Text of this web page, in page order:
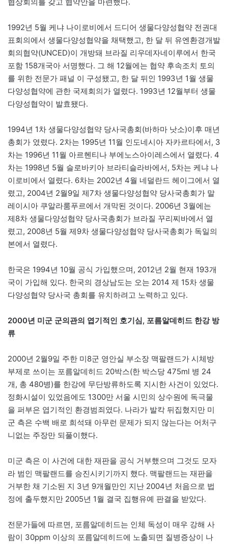
1992년 5월 케냐 나이로비에서 드디어 생물다양성협약 전권대
표회의에서 생물다양성협약을 채택했고, 한 달 뒤 유엔환경개발
회의협약(UNCED)이 개방돼 브라질 리우데자네이루에서 한국
포함 158개국아 서명했다. 그 해 12월에는 협약 후속조치 토의
를 위한 전문가 패널 이 구성됐고, 한 달 뒤인 1993년 1월 생물
다양성협약에 관한 국제회의가 열렸다. 1993년 12월부터 생물
다양성협약이 발효됐다.
1994년 1차 생물다양성협약 당사국총회(바하마 낫소)이후 매년
총회가 였렸다. 2차는 1995년 11월 인도네시아 자카르타에서, 3
차는 1996년 11월 아르헨티나 부에노스아이레스에서 열렸다. 4
차는 1998년 5월 슬로바키아 브라티슬라바에서, 5차는 케냐 나
이로비에서 열렸다. 6차는 2002년 4월 네덜란드 헤이그에서 열
렸고, 2004년 2월9일 제7차 생물다양성협약 당사국총회가 말
레이시아 쿠알라룸푸르에서 개막된 것이다. 2006년 3월에는
제8차 생물다양성협약 당사국총회가 브라질 꾸리찌바에서 열
렸고, 2008년 5월 제9차 생물다양성협약 당사국총회가 독일의
본에서 열렸다.
한국은 1994년 10월 공식 가입했으며, 2012년 2월 현재 193개
국이 가입해 있다. 한국의 경상남도는 오는 2014 제 15차 생물
다양성협약 당사국 총회를 유치하려고 노력하고 있다.
2000년 미군 군의관의 엽기적인 호기심, 포름알데히드 한강 방
류
2000년 2월9일 주한 미8군 영안실 부소장 맥팔랜드가 시체방
부제로 쓰이는 포름알데히드 20박스(한 박스당 475ml 병 24
개, 총 480병)를 한강에 무단방류하도록 지시한 사건이 있었다.
정화시설이 있었음에도 1300만 서울 시민의 상수원에 독극물
을 퍼부은 엽기적인 환경범죄였다. 나라가 발칵 뒤집혔지만 미
군 측은 수백 배로 희석돼 아무런 문제가 되지 않는다는 어처구
니없는 주장만 되풀이했다.
미군 측은 이 사건에 대한 재판을 공식 거부했으며 그것도 모자
라 범인 맥팔랜드를 승진시키기까지 했다. 맥팔랜드는 재판을
거부한 채 기소된 지 3년 9개월만인 지난 2004년 처음으로 법
정에 출두했지만 2005년 1월 결국 집행유예 판결을 받았다.
전문가들에 따르면, 포름알데히드는 인체 독성이 매우 강해 사
람이 30ppm 이상의 포름알데히드에 노출되면 질병증상이 나